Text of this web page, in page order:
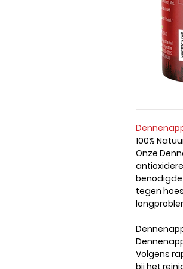
100%
Onze
benodigde
tegen
Volgens
bij het